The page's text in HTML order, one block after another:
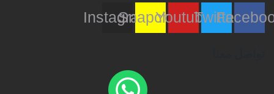
Twitter
Youtube
Snapchat
Instagram